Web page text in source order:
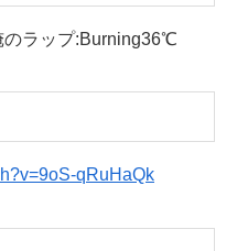
のラップ:Burning36℃
qRuHaQk